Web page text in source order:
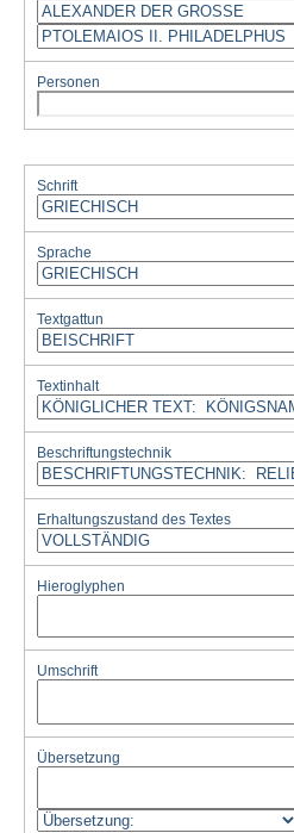
Personen
Schrift
Sprache
Textgattun
Textinhalt
Beschriftungstechnik
Erhaltungszustand des Textes
Hieroglyphen
Umschrift
Übersetzung